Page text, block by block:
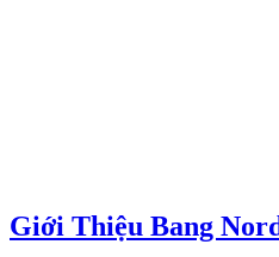
Giới Thiệu Bang